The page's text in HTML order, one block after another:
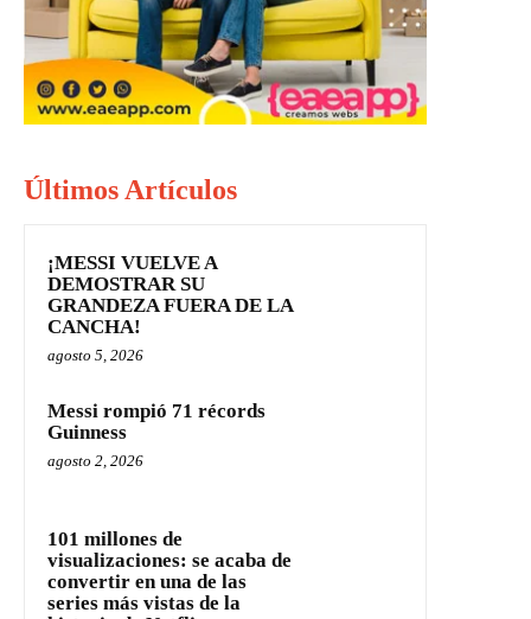
Últimos Artículos
¡MESSI VUELVE A
DEMOSTRAR SU
GRANDEZA FUERA DE LA
CANCHA!
agosto 5, 2026
Messi rompió 71 récords
Guinness
agosto 2, 2026
101 millones de
visualizaciones: se acaba de
convertir en una de las
series más vistas de la